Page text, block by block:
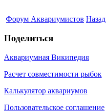
Форум Аквариумистов Назад
Поделиться
Аквариумная Википедия
Расчет совместимости рыбок
Калькулятор аквариумов
Пользовательское соглашение